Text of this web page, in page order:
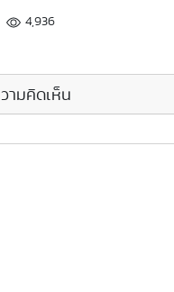
4,936
ามคิดเห็น